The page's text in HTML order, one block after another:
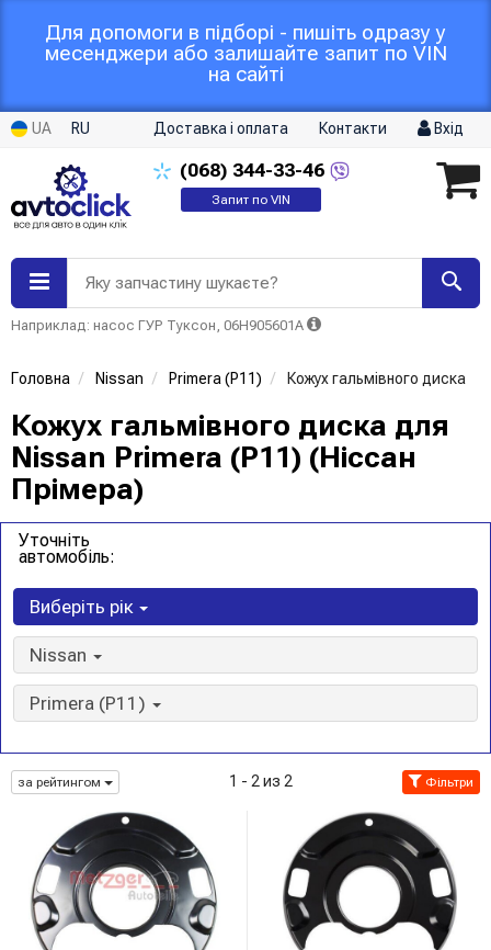
Для допомоги в підборі - пишіть одразу у
месенджери або залишайте запит по VIN
на сайті
UA RU Доставка і оплата Контакти Вхід
(068) 344-33-46
Запит по VIN
Яку запчастину шукаєте?
Наприклад: насос ГУР Туксон, 06H905601A
Головна Nissan Primera (P11) Кожух гальмівного диска
Кожух гальмівного диска для
Nissan Primera (P11) (Ніссан
Прімера)
Уточніть
автомобіль:
Виберіть рік
Nissan
Primera (P11)
за рейтингом 1 - 2 из 2 Фільтри